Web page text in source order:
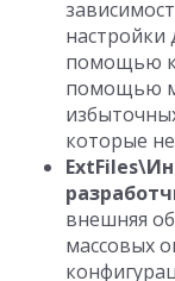
настройки
помощью
помощью
которые
внешняя
массовых